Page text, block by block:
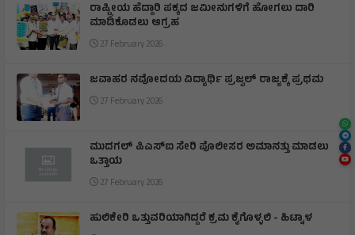
ರಾಷ್ಟ್ರೀಯ ಹೆದ್ದಾರಿ ಪಕ್ಕದ ಜಮೀನುಗಳಿಗೆ ಹೋಗಲು ದಾರಿ
ಮಾಡಿಕೊಡಲು ಆಗ್ರಹ
27 February 2026
ಜವಾಹರ ನವೋದಯ ವಿದ್ಯಾರ್ಥಿ ಪ್ರಜ್ವಲ್ ರಾಜ್ಯಕ್ಕೆ ಪ್ರಥಮ
27 February 2026
ಮುದಗಲ್ ಪಿಎಸ್‌ಐ ಸೇರಿ ಪೊಲೀಸರ ಅಮಾನತ್ತು ಮಾಡಲು
ಒತ್ತಾಯ
27 February 2026
ಹುಲಿಕೇರಿ ಒತ್ತುವರಿಯಾಗಿದ್ದರೆ ಕ್ರಮ ಕೈಗೊಳ್ಳಲಿ - ಹಿಟ್ನಾಳ